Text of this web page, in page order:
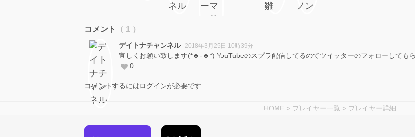
コメント （ 1 ）
デイトナチャンネル 2018年3月25日 10時39分
宜しくお願い致します(*☻-☻*) YouTubeのスプラ配信してるのでツイッターのフォローしても
0
コメントするにはログインが必要です
HOME > プレイヤー一覧 > プレイヤー詳細